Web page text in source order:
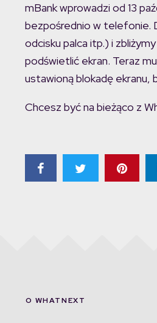
mBank wprowadzi od 13
bezpośrednio w telefonie.
odcisku palca itp.) i
podświetlić ekran. Teraz
ustawioną blokadę ekranu,
Chcesz być na bieżąco z
O WHATNEXT